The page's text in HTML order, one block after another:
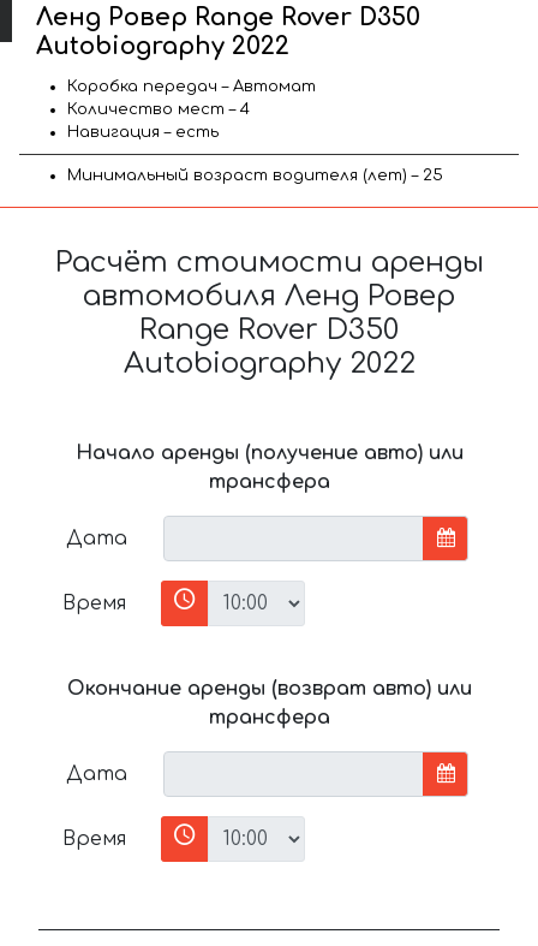
Ленд Ровер Range Rover D350
Autobiography 2022
Коробка передач – Автомат
Количество мест – 4
Навигация – есть
Минимальный возраст водителя (лет) – 25
Расчёт стоимости аренды
автомобиля Ленд Ровер
Range Rover D350
Autobiography 2022
Начало аренды (получение авто) или
трансфера
Дата
Время
Окончание аренды (возврат авто) или
трансфера
Дата
Время